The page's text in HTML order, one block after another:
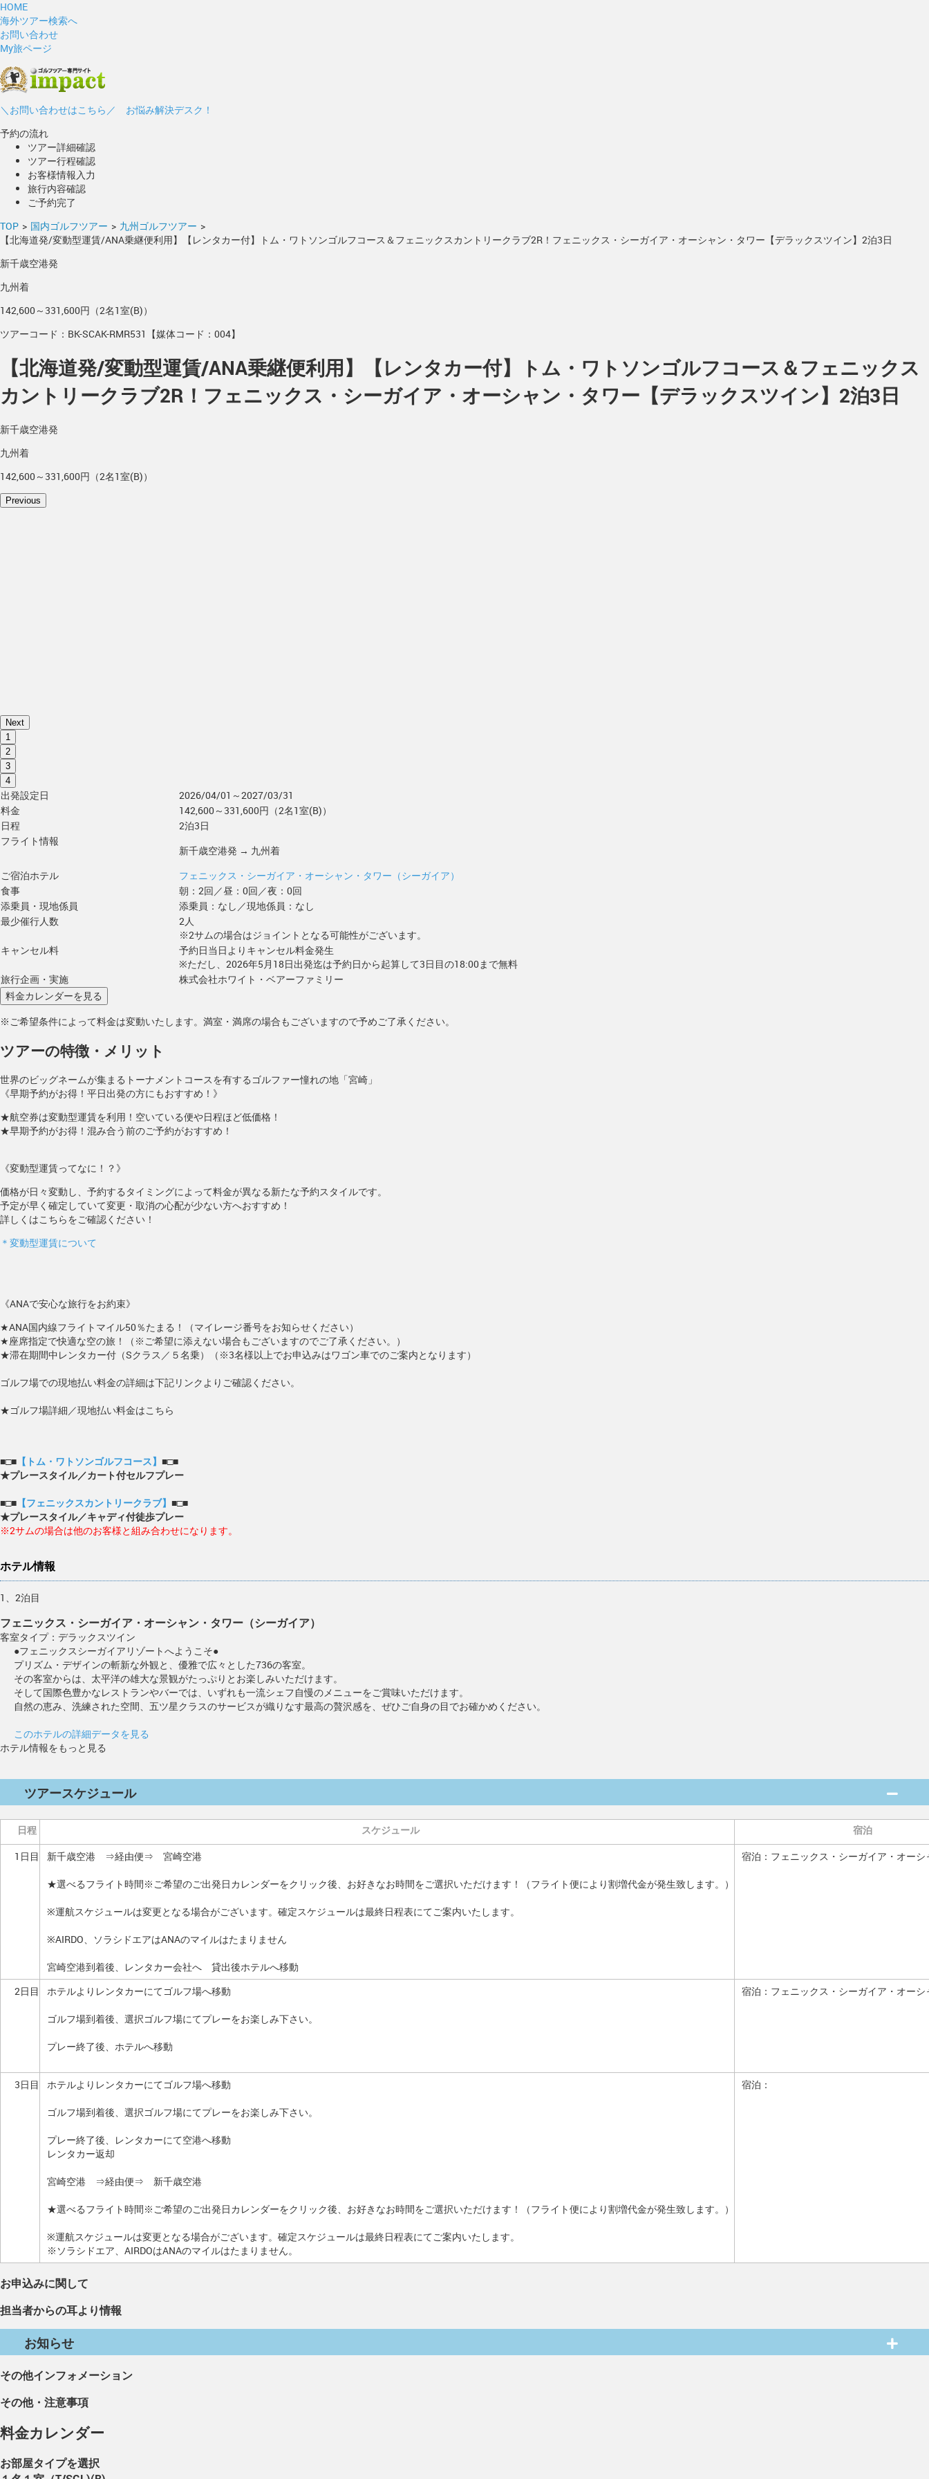
HOME
海外ツアー検索へ
お問い合わせ
My旅ページ
＼お問い合わせはこちら／ お悩み解決デスク！
予約の流れ
ツアー詳細確認
ツアー行程確認
お客様情報入力
旅行内容確認
ご予約完了
TOP > 国内ゴルフツアー > 九州ゴルフツアー >
【北海道発/変動型運賃/ANA乗継便利用】【レンタカー付】トム・ワトソンゴルフコース＆フェニックスカントリークラブ2R！フェニックス・シーガイア・オーシャン・タワー【デラックスツイン】2泊3日
新千歳空港発
九州着
142,600～331,600円（2名1室(B)）
ツアーコード：BK-SCAK-RMR531【媒体コード：004】
【北海道発/変動型運賃/ANA乗継便利用】【レンタカー付】トム・ワトソンゴルフコース＆フェニックス
カントリークラブ2R！フェニックス・シーガイア・オーシャン・タワー【デラックスツイン】2泊3日
新千歳空港発
九州着
142,600～331,600円（2名1室(B)）
Previous
Next
1
2
3
4
出発設定日
2026/04/01～2027/03/31
料金
142,600～331,600円（2名1室(B)）
日程
2泊3日
フライト情報
新千歳空港発 → 九州着
ご宿泊ホテル
フェニックス・シーガイア・オーシャン・タワー（シーガイア）
食事
朝：2回／昼：0回／夜：0回
添乗員・現地係員
添乗員：なし／現地係員：なし
最少催行人数
2人
※2サムの場合はジョイントとなる可能性がございます。
キャンセル料
予約日当日よりキャンセル料金発生
※ただし、2026年5月18日出発迄は予約日から起算して3日目の18:00まで無料
旅行企画・実施
株式会社ホワイト・ベアーファミリー
※ご希望条件によって料金は変動いたします。満室・満席の場合もございますので予めご了承ください。
ツアーの特徴・メリット
世界のビッグネームが集まるトーナメントコースを有するゴルファー憧れの地「宮崎」
《早期予約がお得！平日出発の方にもおすすめ！》
★航空券は変動型運賃を利用！空いている便や日程ほど低価格！
★早期予約がお得！混み合う前のご予約がおすすめ！
《変動型運賃ってなに！？》
価格が日々変動し、予約するタイミングによって料金が異なる新たな予約スタイルです。
予定が早く確定していて変更・取消の心配が少ない方へおすすめ！
詳しくはこちらをご確認ください！
＊変動型運賃について
《ANAで安心な旅行をお約束》
★ANA国内線フライトマイル50％たまる！（マイレージ番号をお知らせください）
★座席指定で快適な空の旅！（※ご希望に添えない場合もございますのでご了承ください。）
★滞在期間中レンタカー付（Sクラス／５名乗）（※3名様以上でお申込みはワゴン車でのご案内となります）
ゴルフ場での現地払い料金の詳細は下記リンクよりご確認ください。
★ゴルフ場詳細／現地払い料金はこちら
■□■ 【トム・ワトソンゴルフコース】 ■□■
★プレースタイル／カート付セルフプレー
■□■ 【フェニックスカントリークラブ】 ■□■
★プレースタイル／キャディ付徒歩プレー
※2サムの場合は他のお客様と組み合わせになります。
ホテル情報
1、2泊目
フェニックス・シーガイア・オーシャン・タワー（シーガイア）
客室タイプ：デラックスツイン
●フェニックスシーガイアリゾートへようこそ●
プリズム・デザインの斬新な外観と、優雅で広々とした736の客室。
その客室からは、太平洋の雄大な景観がたっぷりとお楽しみいただけます。
そして国際色豊かなレストランやバーでは、いずれも一流シェフ自慢のメニューをご賞味いただけます。
自然の恵み、洗練された空間、五ツ星クラスのサービスが織りなす最高の贅沢感を、ぜひご自身の目でお確かめください。
このホテルの詳細データを見る
ホテル情報をもっと見る
ツアースケジュール
日程 スケジュール
宿泊
1日目
新千歳空港 ⇒経由便⇒ 宮崎空港
★選べるフライト時間※ご希望のご出発日カレンダーをクリック後、お好きなお時間をご選択いただけます！（フライト便により割増代金が発生致します。）
※運航スケジュールは変更となる場合がございます。確定スケジュールは最終日程表にてご案内いたします。
※AIRDO、ソラシドエアはANAのマイルはたまりません
宮崎空港到着後、レンタカー会社へ 貸出後ホテルへ移動
宿泊： フェニックス・シーガイア・オー
2日目 ホテルよりレンタカーにてゴルフ場へ移動
ゴルフ場到着後、選択ゴルフ場にてプレーをお楽しみ下さい。
プレー終了後、ホテルへ移動
宿泊： フェニックス・シーガイア・オー
3日目 ホテルよりレンタカーにてゴルフ場へ移動
ゴルフ場到着後、選択ゴルフ場にてプレーをお楽しみ下さい。
プレー終了後、レンタカーにて空港へ移動
レンタカー返却
宮崎空港 ⇒経由便⇒ 新千歳空港
★選べるフライト時間※ご希望のご出発日カレンダーをクリック後、お好きなお時間をご選択いただけます！（フライト便により割増代金が発生致します。）
※運航スケジュールは変更となる場合がございます。確定スケジュールは最終日程表にてご案内いたします。
※ソラシドエア、AIRDOはANAのマイルはたまりません。
宿泊：
お申込みに関して
担当者からの耳より情報
お知らせ
その他インフォメーション
その他・注意事項
料金カレンダー
お部屋タイプを選択